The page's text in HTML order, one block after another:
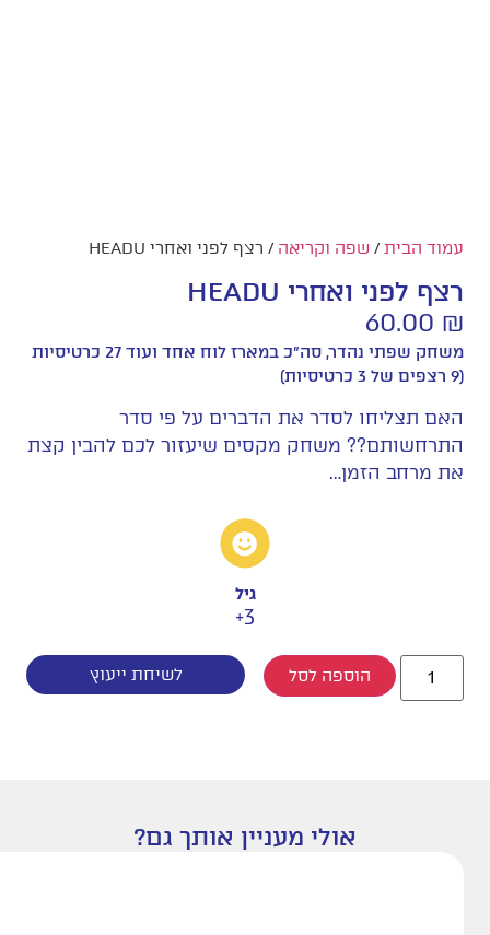
עמוד הבית/ שפה וקריאה / רצף לפני ואחרי HEADU
רצף לפני ואחרי HEADU
60.00 ₪
משחק שפתי נהדר, סה"כ במארז לוח אחד ועוד 27 כרטיסיות
(9 רצפים של 3 כרטיסיות)
האם תצליחו לסדר את הדברים על פי סדר
התרחשותם?? משחק מקסים שיעזור לכם להבין קצת
את מרחב הזמן…
גיל
3+
הוספה לסל לשיחת ייעוץ
אולי מעניין אותך גם?